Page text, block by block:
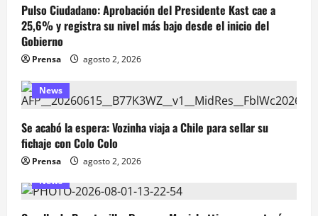
Pulso Ciudadano: Aprobación del Presidente Kast cae a
25,6% y registra su nivel más bajo desde el inicio del
Gobierno
Prensa agosto 2, 2026
News
Se acabó la espera: Vozinha viaja a Chile para sellar su
fichaje con Colo Colo
Prensa
agosto 2, 2026
News